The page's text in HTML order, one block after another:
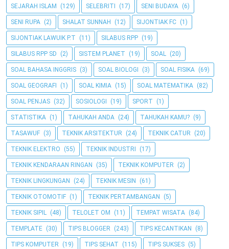
SEJARAH ISLAM (129) SELEBRITI (17) SENI BUDAYA (6)
SENI RUPA (2) SHALAT SUNNAH (12) SIJONTIAK FC (1)
SIJONTIAK LAWUIK P.T (11) SILABUS RPP (19)
SILABUS RPP SD (2) SISTEM PLANET (19) SOAL (20)
SOAL BAHASA INGGRIS (3) SOAL BIOLOGI (3) SOAL FISIKA (69)
SOAL GEOGRAFI (1) SOAL KIMIA (15) SOAL MATEMATIKA (82)
SOAL PENJAS (32) SOSIOLOGI (19) SPORT (1)
STATISTIKA (1) TAHUKAH ANDA (24) TAHUKAH KAMU? (9)
TASAWUF (3) TEKNIK ARSITEKTUR (24) TEKNIK CATUR (20)
TEKNIK ELEKTRO (55) TEKNIK INDUSTRI (17)
TEKNIK KENDARAAN RINGAN (35) TEKNIK KOMPUTER (2)
TEKNIK LINGKUNGAN (24) TEKNIK MESIN (61)
TEKNIK OTOMOTIF (1) TEKNIK PERTAMBANGAN (5)
TEKNIK SIPIL (48) TELOLET OM (11) TEMPAT WISATA (84)
TEMPLATE (30) TIPS BLOGGER (243) TIPS KECANTIKAN (8)
TIPS KOMPUTER (19) TIPS SEHAT (115) TIPS SUKSES (5)